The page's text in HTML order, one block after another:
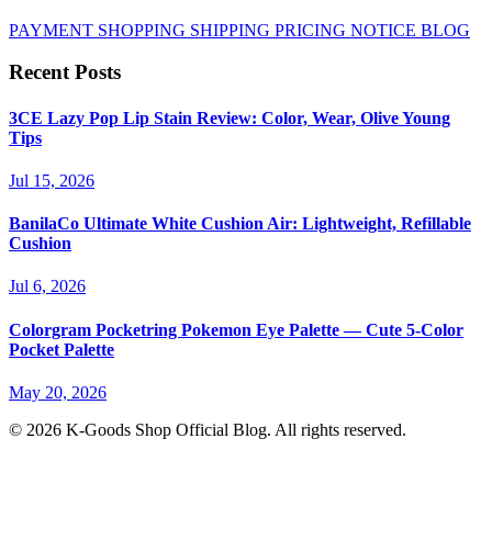
PAYMENT SHOPPING SHIPPING PRICING NOTICE BLOG
Recent Posts
3CE Lazy Pop Lip Stain Review: Color, Wear, Olive Young
Tips
Jul 15, 2026
BanilaCo Ultimate White Cushion Air: Lightweight, Refillable
Cushion
Jul 6, 2026
Colorgram Pocketring Pokemon Eye Palette — Cute 5-Color
Pocket Palette
May 20, 2026
© 2026 K-Goods Shop Official Blog. All rights reserved.